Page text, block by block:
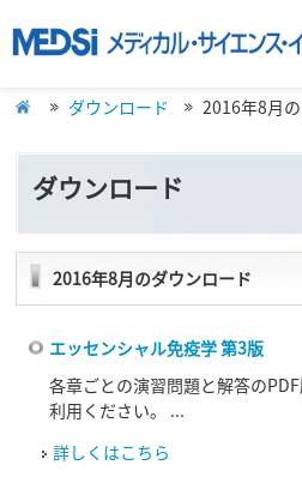
ダウンロード
ダウンロード 2016年8月
2016年8月のダウンロード
エッセンシャル免疫学 第3版
各章ごとの演習問題と解答の
利用ください。 ...
詳しくはこちら